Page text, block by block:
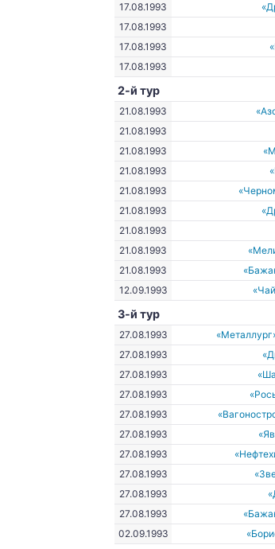
17.08.1993
17.08.1993
17.08.1993
17.08.1993
2-й тур
21.08.1993
21.08.1993
21.08.1993
21.08.1993
21.08.1993
21.08.1993
21.08.1993
21.08.1993
21.08.1993
12.09.1993
3-й тур
27.08.1993
27.08.1993
27.08.1993
27.08.1993
27.08.1993
27.08.1993
27.08.1993
27.08.1993
27.08.1993
27.08.1993
02.09.1993